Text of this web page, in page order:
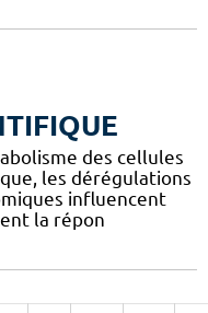
des cellules
les dérégulations
influencent
la répon